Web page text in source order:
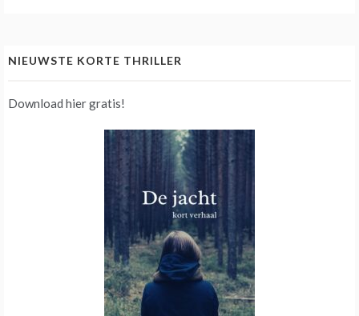
NIEUWSTE KORTE THRILLER
Download hier gratis!